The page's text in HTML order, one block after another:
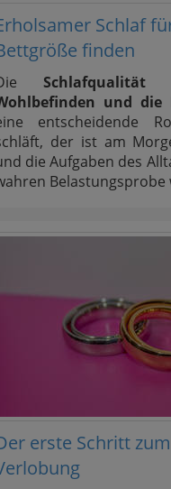
Schlaf
finden
Schlafqualität
und die
entscheidende
der ist am
die Aufgaben des
Belastungsprobe
erste Schritt